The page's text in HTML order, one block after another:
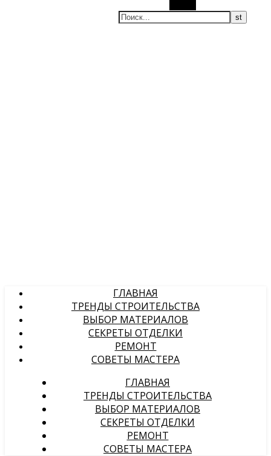
ГЛАВНАЯ
ТРЕНДЫ СТРОИТЕЛЬСТВА
ВЫБОР МАТЕРИАЛОВ
СЕКРЕТЫ ОТДЕЛКИ
РЕМОНТ
СОВЕТЫ МАСТЕРА
ГЛАВНАЯ
ТРЕНДЫ СТРОИТЕЛЬСТВА
ВЫБОР МАТЕРИАЛОВ
СЕКРЕТЫ ОТДЕЛКИ
РЕМОНТ
СОВЕТЫ МАСТЕРА